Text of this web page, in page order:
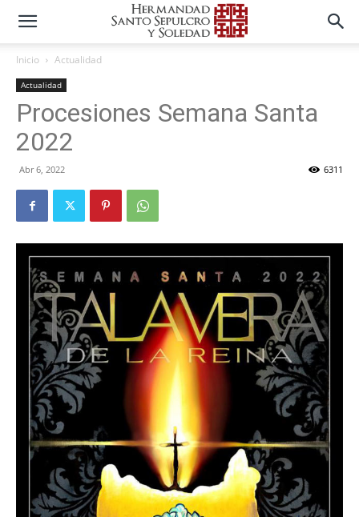
Inicio Actualidad
Actualidad
Procesiones Semana Santa
2022
Abr 6, 2022 6311